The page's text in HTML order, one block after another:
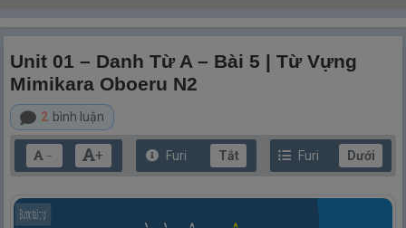
Unit 01 – Danh Từ A – Bài 5 | Từ Vựng
Mimikara Oboeru N2
2 bình luận
－ + Furi Tắt Furi Dưới